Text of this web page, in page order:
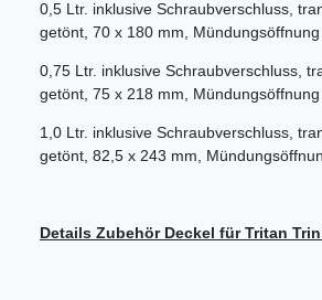
0,5 Ltr. inklusive Schraubverschluss,
getönt, 70 x 180 mm,
0,75 Ltr. inklusive Schraubverschluss,
getönt, 75 x 218 mm,
1,0 Ltr. inklusive Schraubverschluss,
getönt, 82,5 x 243 mm,
Details Zubehör Deckel für Tritan